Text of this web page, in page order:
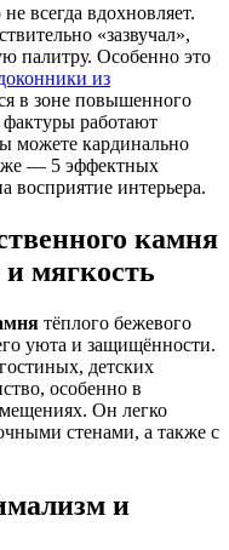
всегда вдохновляет.
«зазвучал»,
палитру. Особенно это
из
в зоне повышенного
работают
можете кардинально
— 5 эффектных
восприятие интерьера.
камня
мягкость
тёплого бежевого
уюта и защищённости.
детских
особенно в
Он легко
стенами, а также с
и